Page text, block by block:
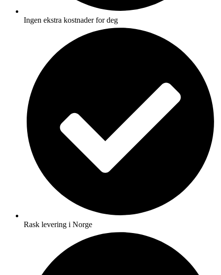
Ingen ekstra kostnader for deg
Rask levering i Norge